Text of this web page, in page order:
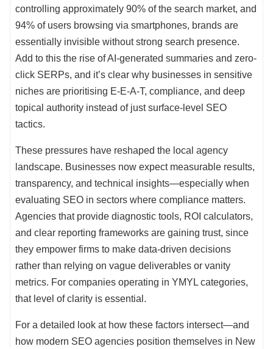
controlling approximately 90% of the search market, and
94% of users browsing via smartphones, brands are
essentially invisible without strong search presence.
Add to this the rise of AI-generated summaries and zero-
click SERPs, and it’s clear why businesses in sensitive
niches are prioritising E-E-A-T, compliance, and deep
topical authority instead of just surface-level SEO
tactics.
These pressures have reshaped the local agency
landscape. Businesses now expect measurable results,
transparency, and technical insights—especially when
evaluating SEO in sectors where compliance matters.
Agencies that provide diagnostic tools, ROI calculators,
and clear reporting frameworks are gaining trust, since
they empower firms to make data-driven decisions
rather than relying on vague deliverables or vanity
metrics. For companies operating in YMYL categories,
that level of clarity is essential.
For a detailed look at how these factors intersect—and
how modern SEO agencies position themselves in New